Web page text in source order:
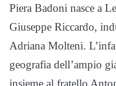
Piera Badoni nasce a
Giuseppe Riccardo,
Adriana Molteni.
geografia dell’ampio
insieme al fratello